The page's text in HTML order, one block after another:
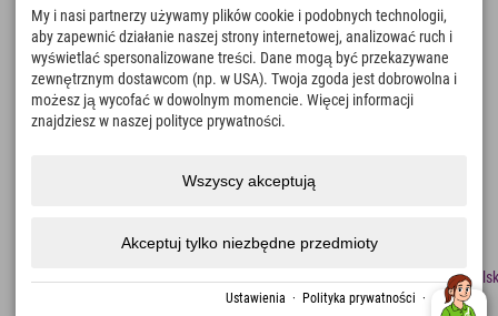
Czas na chwile odkrywcy
166
Jeziora górskie i baseny
rekreacyjne
4.634km
Stoki do jazdy na nartach i
snowboardzie
8.991km
zrównoważonego
My i nasi partnerzy używamy plików cookie i podobnych technologii,
aby zapewnić działanie naszej strony internetowej, analizować ruch i
wyświetlać spersonalizowane treści. Dane mogą być przekazywane
zewnętrznym dostawcom (np. w USA). Twoja zgoda jest dobrowolna i
możesz ją wycofać w dowolnym momencie. Więcej informacji
znajdziesz w naszej polityce prywatności.
Wszyscy akceptują
Akceptuj tylko niezbędne przedmioty
Ustawienia · Polityka prywatności · odcisk